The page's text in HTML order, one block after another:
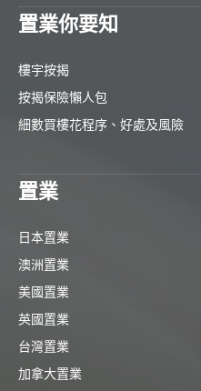
置業你要知
樓宇按揭
按揭保險懶人包
細數買樓花程序、好處及風險
置業
日本置業
澳洲置業
美國置業
英國置業
台灣置業
加拿大置業